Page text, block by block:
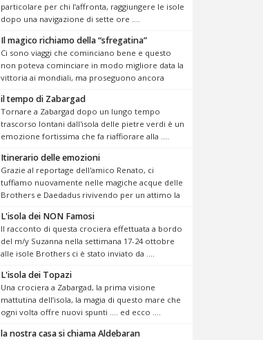
particolare per chi l’affronta, raggiungere le isole
dopo una navigazione di sette ore ....
Il magico richiamo della “sfregatina”
Ci sono viaggi che cominciano bene e questo
non poteva cominciare in modo migliore data la
vittoria ai mondiali, ma proseguono ancora
il tempo di Zabargad
Tornare a Zabargad dopo un lungo tempo
trascorso lontani dall'isola delle pietre verdi è un
emozione fortissima che fa riaffiorare alla ....
Itinerario delle emozioni
Grazie al reportage dell'amico Renato, ci
tuffiamo nuovamente nelle magiche acque delle
Brothers e Daedadus rivivendo per un attimo la
L'isola dei NON Famosi
Il racconto di questa crociera effettuata a bordo
del m/y Suzanna nella settimana 17-24 ottobre
alle isole Brothers ci è stato inviato da ....
L'isola dei Topazi
Una crociera a Zabargad, la prima visione
mattutina dell’isola, la magia di questo mare che
ogni volta offre nuovi spunti …. ed ecco ....
la nostra casa si chiama Aldebaran